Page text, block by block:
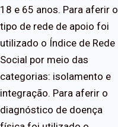
18 e 65 anos. Para aferir o
tipo de rede de apoio foi
utilizado o Índice de Rede
Social por meio das
categorias: isolamento e
integração. Para aferir o
diagnóstico de doença